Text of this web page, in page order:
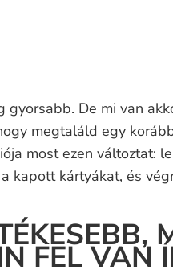
De mi van
megtaláld egy
most ezen változtat:
kapott kártyákat, és
FEL VAN